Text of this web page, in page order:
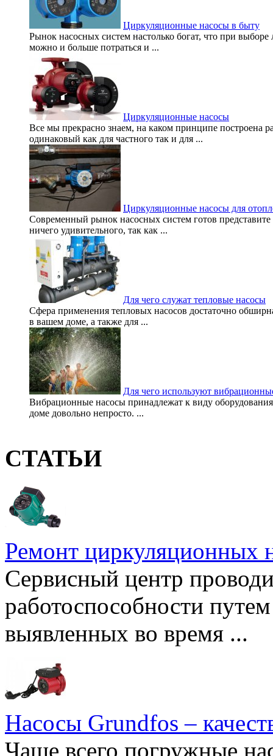
Циркуляционные насосы в быту
Рынок насосных систем настолько богат, что при
можно и больше потраться и ...
Циркуляционные насосы
Все мы прекрасно знаем, на каком принципе построена
одинаковый как для частного так и для ...
Циркуляционные насосы для
Современный рынок насосных систем готов
ничего удивительного, так как ...
Для чего служат тепловые насосы
Сфера применения тепловых насосов достаточно
в вашем доме, а также для ...
Для чего используют
Вибрационные насосы принадлежат к виду
доме довольно непросто. ...
СТАТЬИ
Ремонт циркуляционных
Сервисный центр
работоспособности
выявленных во время ...
Насосы Grundfos –
Чаще всего погружные